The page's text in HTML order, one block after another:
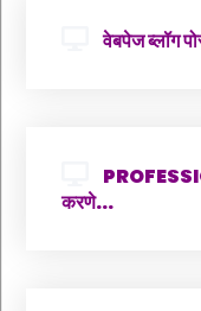
वेबपेज ब्लॉग
करणे...